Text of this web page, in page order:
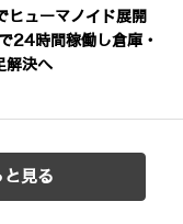
ューマノイド展開
24時間稼働し倉庫・
解決へ
と見る